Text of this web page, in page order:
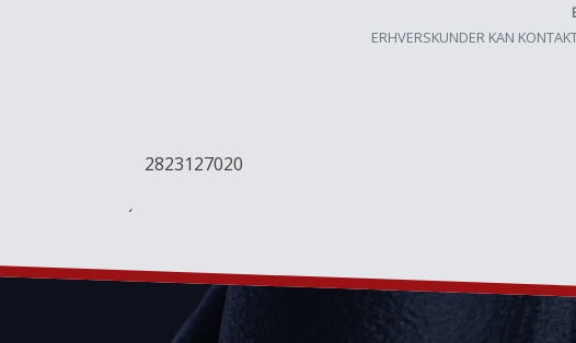
ERHVERSKUNDER KAN
2823127020
´